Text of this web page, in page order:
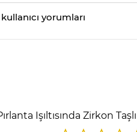
kullanıcı yorumları
Işıltısında Zirkon